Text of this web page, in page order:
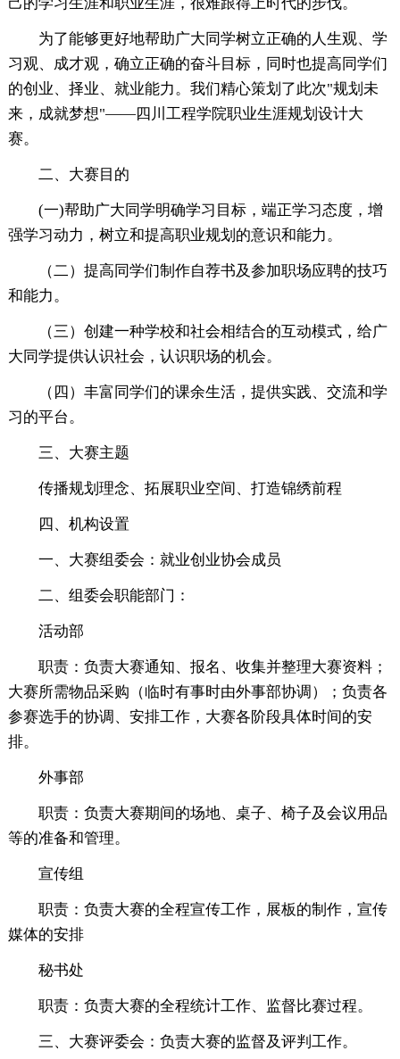
为了能够更好地帮助广大同学树立正确的人生观、学
习观、成才观，确立正确的奋斗目标，同时也提高同学们
的创业、择业、就业能力。我们精心策划了此次"规划未
来，成就梦想"——四川工程学院职业生涯规划设计大
赛。
二、大赛目的
(一)帮助广大同学明确学习目标，端正学习态度，增
强学习动力，树立和提高职业规划的意识和能力。
（二）提高同学们制作自荐书及参加职场应聘的技巧
和能力。
（三）创建一种学校和社会相结合的互动模式，给广
大同学提供认识社会，认识职场的机会。
（四）丰富同学们的课余生活，提供实践、交流和学
习的平台。
三、大赛主题
传播规划理念、拓展职业空间、打造锦绣前程
四、机构设置
一、大赛组委会：就业创业协会成员
二、组委会职能部门：
活动部
职责：负责大赛通知、报名、收集并整理大赛资料；
大赛所需物品采购（临时有事时由外事部协调）；负责各
参赛选手的协调、安排工作，大赛各阶段具体时间的安
排。
外事部
职责：负责大赛期间的场地、桌子、椅子及会议用品
等的准备和管理。
宣传组
职责：负责大赛的全程宣传工作，展板的制作，宣传
媒体的安排
秘书处
职责：负责大赛的全程统计工作、监督比赛过程。
三、大赛评委会：负责大赛的监督及评判工作。